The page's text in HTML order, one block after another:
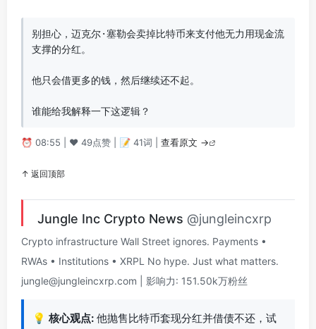
别担心，迈克尔·塞勒会卖掉比特币来支付他无力用现金流
支撑的分红。
他只会借更多的钱，然后继续还不起。
谁能给我解释一下这逻辑？
⏰ 08:55 | ❤️ 49点赞 | 📝 41词 | 查看原文 →
↑ 返回顶部
Jungle Inc Crypto News @jungleincxrp
Crypto infrastructure Wall Street ignores. Payments •
RWAs • Institutions • XRPL No hype. Just what matters.
jungle@jungleincxrp.com | 影响力: 151.50k万粉丝
💡 核心观点: 他抛售比特币套现分红并借债不还，试